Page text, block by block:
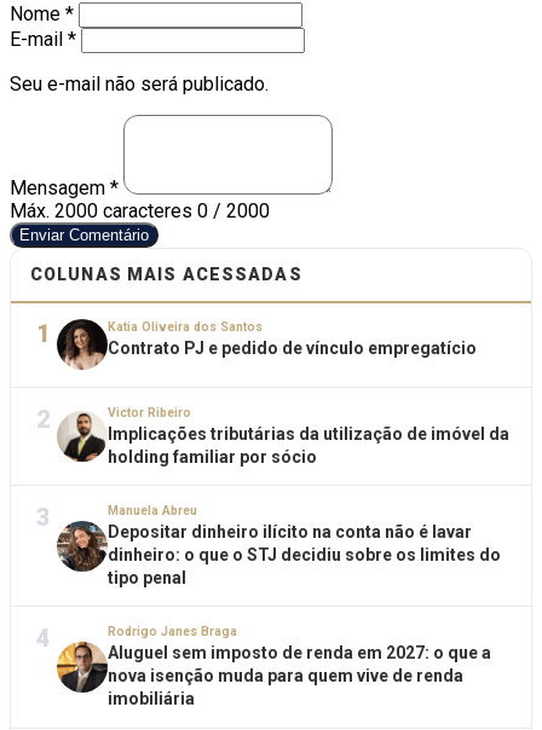
Nome *
E-mail *
Seu e-mail não será publicado.
Mensagem *
Máx. 2000 caracteres 0 / 2000
Enviar Comentário
COLUNAS MAIS ACESSADAS
1 Katia Oliveira dos Santos
Contrato PJ e pedido de vínculo empregatício
2 Victor Ribeiro
Implicações tributárias da utilização de imóvel da
holding familiar por sócio
3 Manuela Abreu
Depositar dinheiro ilícito na conta não é lavar
dinheiro: o que o STJ decidiu sobre os limites do
tipo penal
4 Rodrigo Janes Braga
Aluguel sem imposto de renda em 2027: o que a
nova isenção muda para quem vive de renda
imobiliária